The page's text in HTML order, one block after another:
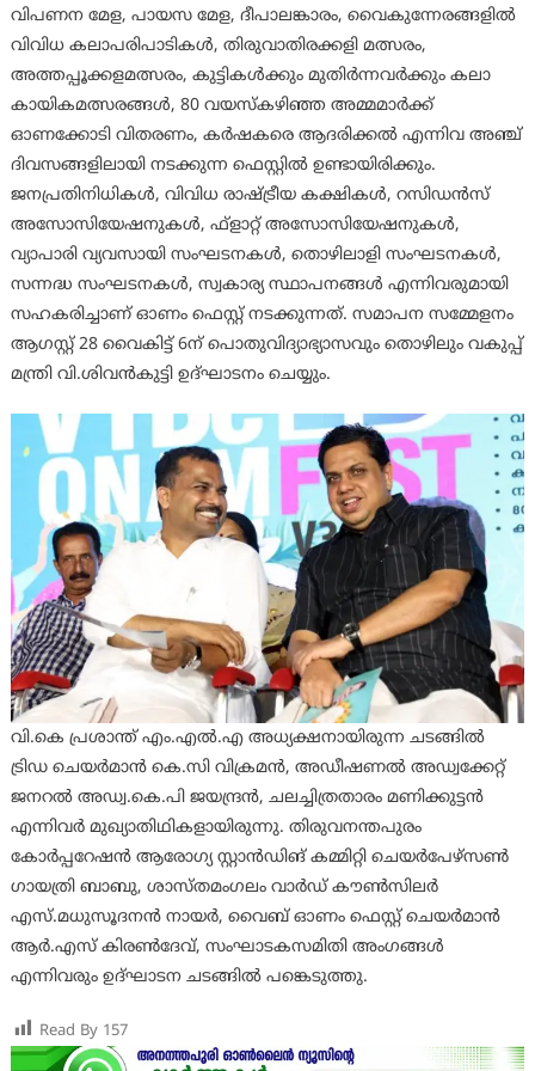
വിപണന മേള, പായസ മേള, ദീപാലങ്കാരം, വൈകുന്നേരങ്ങളിൽ
വിവിധ കലാപരിപാടികൾ, തിരുവാതിരക്കളി മത്സരം,
അത്തപ്പൂക്കളമത്സരം, കുട്ടികൾക്കും മുതിർന്നവർക്കും കലാ
കായികമത്സരങ്ങൾ, 80 വയസ്‌കഴിഞ്ഞ അമ്മമാർക്ക്
ഓണക്കോടി വിതരണം, കർഷകരെ ആദരിക്കൽ എന്നിവ അഞ്ച്
ദിവസങ്ങളിലായി നടക്കുന്ന ഫെസ്റ്റിൽ ഉണ്ടായിരിക്കും.
ജനപ്രതിനിധികൾ, വിവിധ രാഷ്ട്രീയ കക്ഷികൾ, റസിഡൻസ്
അസോസിയേഷനുകൾ, ഫ്‌ളാറ്റ് അസോസിയേഷനുകൾ,
വ്യാപാരി വ്യവസായി സംഘടനകൾ, തൊഴിലാളി സംഘടനകൾ,
സന്നദ്ധ സംഘടനകൾ, സ്വകാര്യ സ്ഥാപനങ്ങൾ എന്നിവരുമായി
സഹകരിച്ചാണ് ഓണം ഫെസ്റ്റ് നടക്കുന്നത്. സമാപന സമ്മേളനം
ആഗസ്റ്റ് 28 വൈകിട്ട് 6ന് പൊതുവിദ്യാഭ്യാസവും തൊഴിലും വകുപ്പ്
മന്ത്രി വി.ശിവൻകുട്ടി ഉദ്ഘാടനം ചെയ്യും.
വി.കെ പ്രശാന്ത് എം.എൽ.എ അധ്യക്ഷനായിരുന്ന ചടങ്ങിൽ
ട്രിഡ ചെയർമാൻ കെ.സി വിക്രമൻ, അഡീഷണൽ അഡ്വക്കേറ്റ്
ജനറൽ അഡ്വ.കെ.പി ജയന്ദ്രൻ, ചലച്ചിത്രതാരം മണിക്കുട്ടൻ
എന്നിവർ മുഖ്യാതിഥികളായിരുന്നു. തിരുവനന്തപുരം
കോർപ്പറേഷൻ ആരോഗ്യ സ്റ്റാൻഡിങ് കമ്മിറ്റി ചെയർപേഴ്‌സൺ
ഗായത്രി ബാബു, ശാസ്തമംഗലം വാർഡ് കൗൺസിലർ
എസ്.മധുസൂദനൻ നായർ, വൈബ് ഓണം ഫെസ്റ്റ് ചെയർമാൻ
ആർ.എസ് കിരൺദേവ്, സംഘാടകസമിതി അംഗങ്ങൾ
എന്നിവരും ഉദ്ഘാടന ചടങ്ങിൽ പങ്കെടുത്തു.
Read By 157